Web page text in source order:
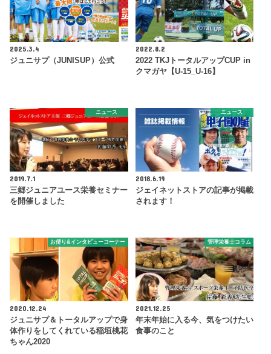
2025.3.4
ジュニサプ（JUNISUP）公式
2022.8.2
2022 TKJトータルアップCUP in
クマガヤ【U-15_U-16】
ニュース
2019.7.1
三郷ジュニアユース栄養セミナー
を開催しました
ニュース
2018.6.19
ジェイネットストアの記事が掲載
されます！
お便り&インタビューコーナー
2020.12.24
ジュニサプ＆トータルアップで身
体作りをしてくれている稲垣桃花
ちゃん2020
管理栄養士コラム
2021.12.25
年末年始に入る今、気をつけたい
食事のこと